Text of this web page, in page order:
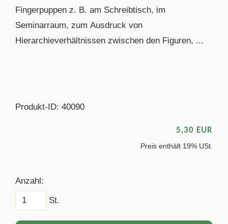
Fingerpuppen z. B. am Schreibtisch, im
Seminarraum, zum Ausdruck von
Hierarchieverhältnissen zwischen den Figuren, ...
Produkt-ID: 40090
5,30 EUR
Preis enthält 19% USt.
Anzahl:
St.